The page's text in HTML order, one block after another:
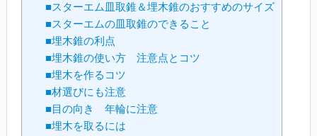
■スターエム皿取錐＆埋木錐のおすすめのサイズ
■スターエムの皿取錐のできること
■埋木錐の利点
■埋木錐の使い方 注意点とコツ
■埋木を作るコツ
■材選びにも注意
■目の向き 年輪に注意
■埋木を取るには